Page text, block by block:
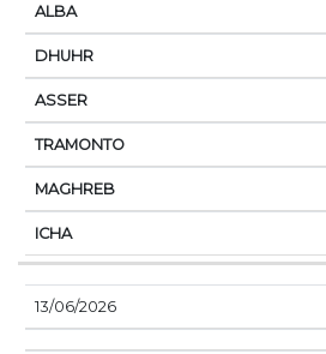
13/06/2026